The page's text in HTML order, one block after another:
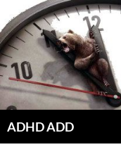
Hoppa
till
innehåll
ADHD ADD